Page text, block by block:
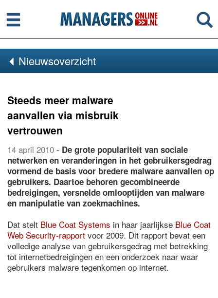
Menu
Nieuwsoverzicht
Steeds meer malware
aanvallen via misbruik
vertrouwen
14 april 2010 - De grote populariteit van sociale
netwerken en veranderingen in het gebruikersgedrag
vormend de basis voor bredere malware aanvallen op
gebruikers. Daartoe behoren gecombineerde
bedreigingen, versnelde omlooptijden van malware
en manipulatie van zoekmachines.
Dat stelt Blue Coat Systems in haar jaarlijkse Blue Coat
Web Security-rapport voor 2009. Dit rapport bevat een
volledige analyse van gebruikersgedrag met betrekking
tot internetbedreigingen en een onderzoek naar waar
gebruikers malware tegenkomen op internet.